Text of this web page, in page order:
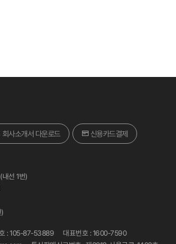
회사소개서 다운로드 신용카드결제
: 105-87-53889 대표번호 :1600-7590
선 1번)